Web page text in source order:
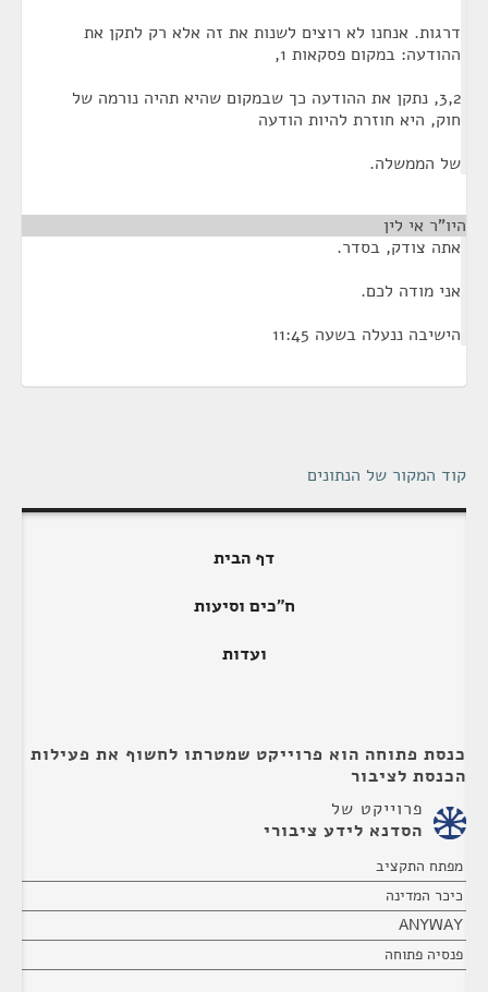
דרגות. אנחנו לא רוצים לשנות את זה אלא רק לתקן את
ההודעה: במקום פסקאות 1,
3,2, נתקן את ההודעה כך שבמקום שהיא תהיה נורמה של
חוק, היא חוזרת להיות הודעה
של הממשלה.
היו"ר אי לין
אתה צודק, בסדר.
אני מודה לכם.
הישיבה ננעלה בשעה 11:45
קוד המקור של הנתונים
דף הבית
ח"כים וסיעות
ועדות
כנסת פתוחה הוא פרוייקט שמטרתו לחשוף את פעילות
הכנסת לציבור
פרוייקט של
הסדנא לידע ציבורי
מפתח התקציב
כיכר המדינה
ANYWAY
פנסיה פתוחה